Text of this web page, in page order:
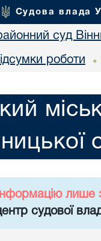
Судова влада
суд
роботи •
лише
судової